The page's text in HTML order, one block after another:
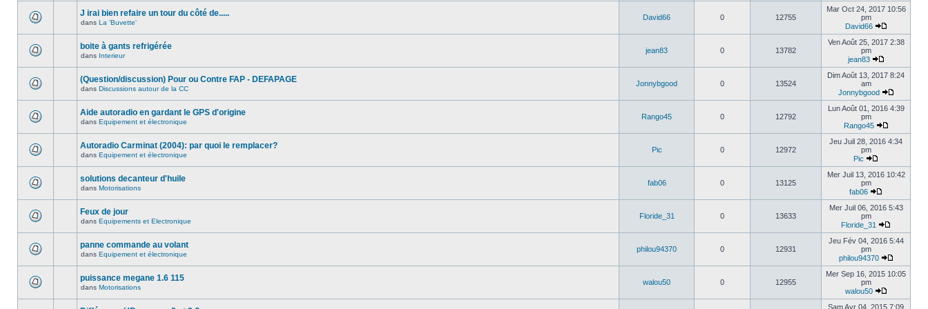
J irai bien refaire un tour du côté de.....
dans La 'Buvette'
David66 0 12755
Mar Oct 24, 2017 10:56
pm
David66
boite à gants refrigérée
dans Interieur
jean83 0 13782
Ven Août 25, 2017 2:38
pm
jean83
(Question/discussion) Pour ou Contre FAP - DEFAPAGE
dans Discussions autour de la CC
Jonnybgood 0 13524
Dim Août 13, 2017 8:24
am
Jonnybgood
Aide autoradio en gardant le GPS d'origine
dans Equipement et électronique
Rango45 0 12792
Lun Août 01, 2016 4:39
pm
Rango45
Autoradio Carminat (2004): par quoi le remplacer?
dans Equipement et électronique
Pic 0 12972
Jeu Juil 28, 2016 4:34
pm
Pic
solutions decanteur d'huile
dans Motorisations
fab06 0 13125
Mer Juil 13, 2016 10:42
pm
fab06
Feux de jour
dans Equipements et Electronique
Floride_31 0 13633
Mer Juil 06, 2016 5:43
pm
Floride_31
panne commande au volant
dans Equipement et électronique
philou94370 0 12931
Jeu Fév 04, 2016 5:44
pm
philou94370
puissance megane 1.6 115
dans Motorisations
walou50 0 12955
Mer Sep 16, 2015 10:05
pm
walou50
Sam Avr 04, 2015 7:09